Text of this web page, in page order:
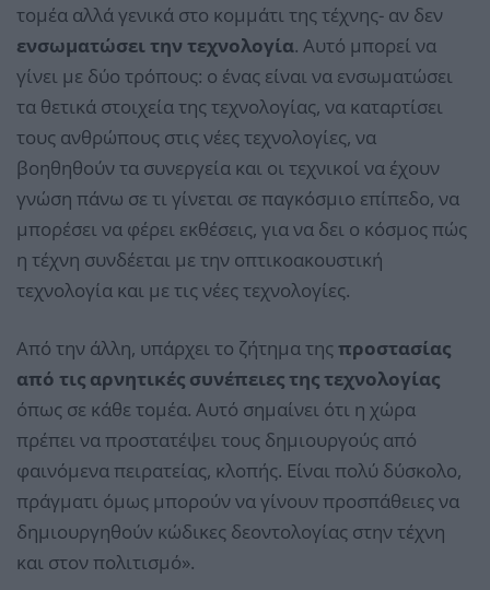
τομέα αλλά γενικά στο κομμάτι της τέχνης- αν δεν
ενσωματώσει την τεχνολογία. Αυτό μπορεί να
γίνει με δύο τρόπους: ο ένας είναι να ενσωματώσει
τα θετικά στοιχεία της τεχνολογίας, να καταρτίσει
τους ανθρώπους στις νέες τεχνολογίες, να
βοηθηθούν τα συνεργεία και οι τεχνικοί να έχουν
γνώση πάνω σε τι γίνεται σε παγκόσμιο επίπεδο, να
μπορέσει να φέρει εκθέσεις, για να δει ο κόσμος πώς
η τέχνη συνδέεται με την οπτικοακουστική
τεχνολογία και με τις νέες τεχνολογίες.
Από την άλλη, υπάρχει το ζήτημα της προστασίας
από τις αρνητικές συνέπειες της τεχνολογίας
όπως σε κάθε τομέα. Αυτό σημαίνει ότι η χώρα
πρέπει να προστατέψει τους δημιουργούς από
φαινόμενα πειρατείας, κλοπής. Είναι πολύ δύσκολο,
πράγματι όμως μπορούν να γίνουν προσπάθειες να
δημιουργηθούν κώδικες δεοντολογίας στην τέχνη
και στον πολιτισμό».